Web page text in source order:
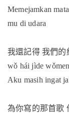
Memejamkan
mu di udara
我還記得我們的
wǒ hái jìde
Aku masih ingat
為你寫的那首歌